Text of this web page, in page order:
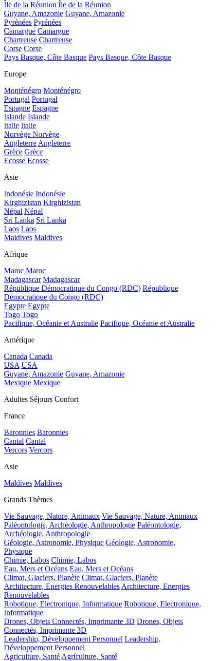
Île de la Réunion Île de la Réunion
Guyane, Amazonie Guyane, Amazonie
Pyrénées Pyrénées
Camargue Camargue
Chartreuse Chartreuse
Corse Corse
Pays Basque, Côte Basque Pays Basque, Côte Basque
Europe
Monténégro Monténégro
Portugal Portugal
Espagne Espagne
Islande Islande
Italie Italie
Norvège Norvège
Angleterre Angleterre
Grèce Grèce
Ecosse Ecosse
Asie
Indonésie Indonésie
Kirghizistan Kirghizistan
Népal Népal
Sri Lanka Sri Lanka
Laos Laos
Maldives Maldives
Afrique
Maroc Maroc
Madagascar Madagascar
République Démocratique du Congo (RDC) République
Démocratique du Congo (RDC)
Egypte Egypte
Togo Togo
Pacifique, Océanie et Australie Pacifique, Océanie et Australie
Amérique
Canada Canada
USA USA
Guyane, Amazonie Guyane, Amazonie
Mexique Mexique
Adultes Séjours Confort
France
Baronnies Baronnies
Cantal Cantal
Vercors Vercors
Asie
Maldives Maldives
Grands Thèmes
Vie Sauvage, Nature, Animaux Vie Sauvage, Nature, Animaux
Paléontologie, Archéologie, Anthropologie Paléontologie,
Archéologie, Anthropologie
Géologie, Astronomie, Physique Géologie, Astronomie,
Physique
Chimie, Labos Chimie, Labos
Eau, Mers et Océans Eau, Mers et Océans
Climat, Glaciers, Planète Climat, Glaciers, Planète
Architecture, Energies Renouvelables Architecture, Energies
Renouvelables
Robotique, Electronique, Informatique Robotique, Electronique,
Informatique
Drones, Objets Connectés, Imprimante 3D Drones, Objets
Connectés, Imprimante 3D
Leadership, Développement Personnel Leadership,
Développement Personnel
Agriculture, Santé Agriculture, Santé